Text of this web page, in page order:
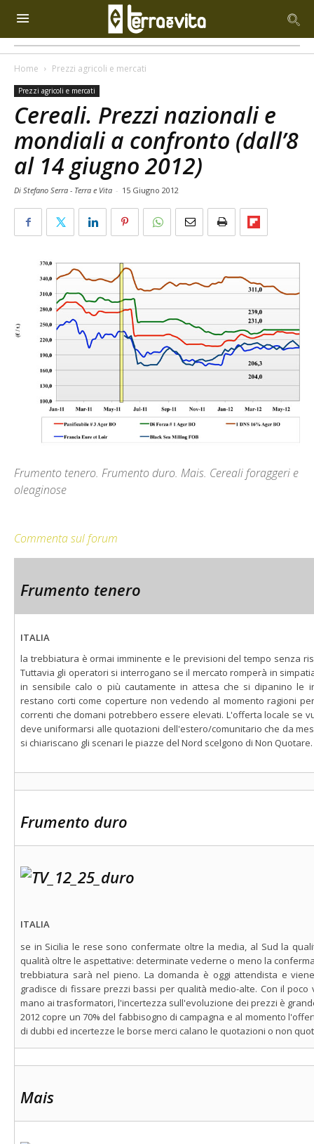
Home Prezzi agricoli e mercati
Prezzi agricoli e mercati
Cereali. Prezzi nazionali e
mondiali a confronto (dall’8
al 14 giugno 2012)
Di Stefano Serra - Terra e Vita - 15 Giugno 2012
Frumento tenero. Frumento duro. Mais. Cereali foraggeri e
oleaginose
Commenta sul forum
Frumento tenero
ITALIA
la trebbiatura è ormai imminente e le previsioni del tempo senza
Tuttavia gli operatori si interrogano se il mercato romperà in
in sensibile calo o più cautamente in attesa che si dipanino le
restano corti come coperture non vedendo al momento ragioni
correnti che domani potrebbero essere elevati. L'offerta locale se
deve uniformarsi alle quotazioni dell'estero/comunitario che da
si chiariscano gli scenari le piazze del Nord scelgono di Non Quotare.
Frumento duro
ITALIA
se in Sicilia le rese sono confermate oltre la media, al Sud la
qualità oltre le aspettative: determinate vederne o meno la
trebbiatura sarà nel pieno. La domanda è oggi attendista e
gradisce di fissare prezzi bassi per qualità medio-alte. Con il poco
mano ai trasformatori, l'incertezza sull'evoluzione dei prezzi è
2012 copre un 70% del fabbisogno di campagna e al momento
di dubbi ed incertezze le borse merci calano le quotazioni o non
Mais